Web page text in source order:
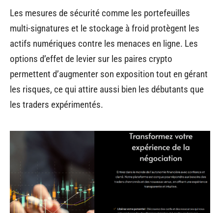
Les mesures de sécurité comme les portefeuilles
multi-signatures et le stockage à froid protègent les
actifs numériques contre les menaces en ligne. Les
options d’effet de levier sur les paires crypto
permettent d’augmenter son exposition tout en gérant
les risques, ce qui attire aussi bien les débutants que
les traders expérimentés.